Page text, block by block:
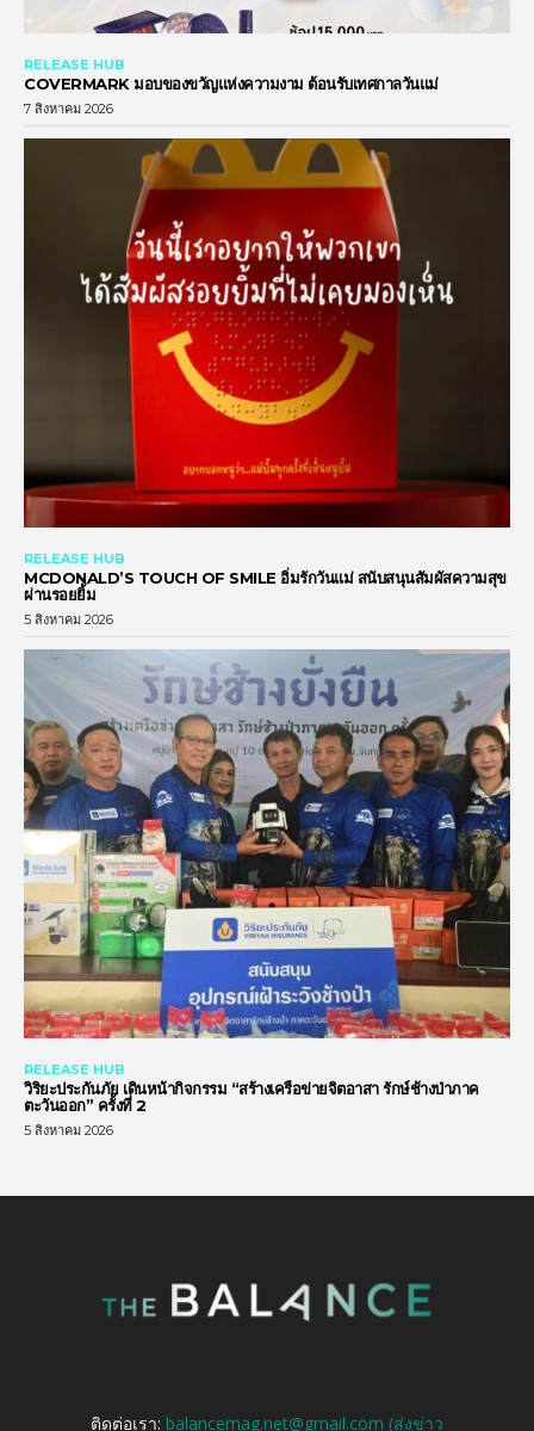
RELEASE HUB
COVERMARK มอบของขวัญแห่งความงาม ต้อนรับเทศกาลวันแม่
7 สิงหาคม 2026
RELEASE HUB
MCDONALD’S TOUCH OF SMILE อิ่มรักวันแม่ สนับสนุนสัมผัสความสุข
ผ่านรอยยิ้ม
5 สิงหาคม 2026
RELEASE HUB
วิริยะประกันภัย เดินหน้ากิจกรรม “สร้างเครือข่ายจิตอาสา รักษ์ช้างป่าภาค
ตะวันออก” ครั้งที่ 2
5 สิงหาคม 2026
ติดต่อเรา: balancemag.net@gmail.com (ส่งข่าว